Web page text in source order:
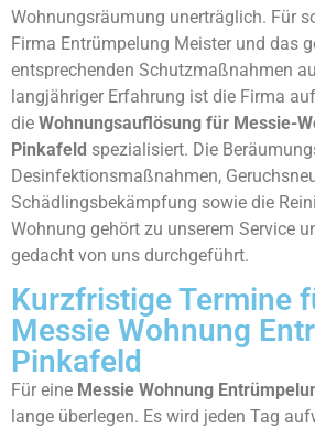
Wohnungsräumung unerträglich. Für
Firma Entrümpelung Meister und das
entsprechenden Schutzmaßnahmen
langjähriger Erfahrung ist die Firma auf
die Wohnungsauflösung für Messie-
Pinkafeld spezialisiert. Die
Desinfektionsmaßnahmen,
Schädlingsbekämpfung sowie die
Wohnung gehört zu unserem Service
gedacht von uns durchgeführt.
Kurzfristige Termine
Messie Wohnung
Pinkafeld
Für eine Messie Wohnung
lange überlegen. Es wird jeden Tag